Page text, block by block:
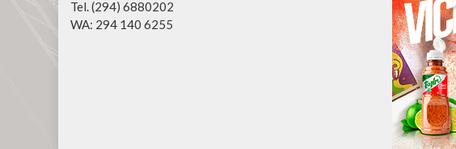
Tel. (294) 6880202
WA: 294 140 6255